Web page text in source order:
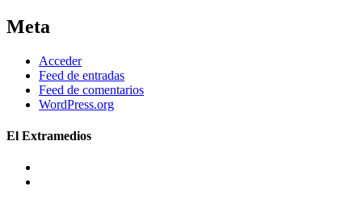
Meta
Acceder
Feed de entradas
Feed de comentarios
WordPress.org
El Extramedios